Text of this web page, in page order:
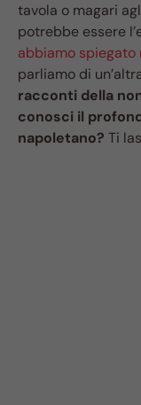
tavola o magari
potrebbe essere
abbiamo spiegato
parliamo di
racconti della
conosci il
napoletano? Ti